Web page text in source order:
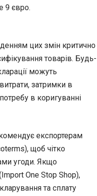
9 євро.
цих змін критично
товарів. Будь-
можуть
затримки в
в коригуванні
експортерам
щоб чітко
угоди. Якщо
One Stop Shop),
та сплату